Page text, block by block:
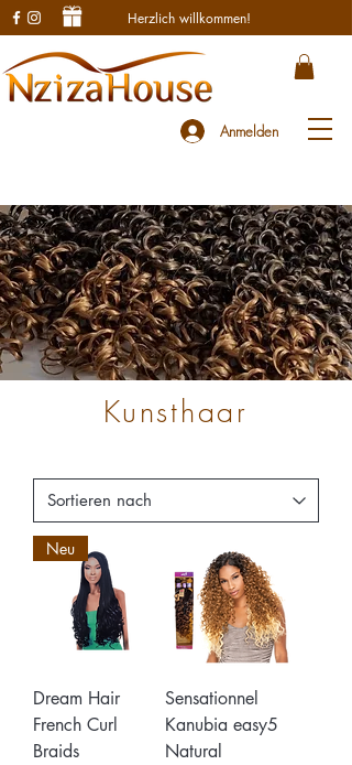
Anmelden
Herzlich willkommen!
Kunsthaar
Neu
Dream Hair
French Curl
Braids
Sensationnel
Kanubia easy5
Natural